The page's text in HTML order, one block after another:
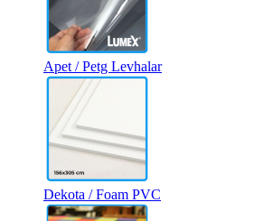
Apet / Petg Levhalar
Dekota / Foam PVC